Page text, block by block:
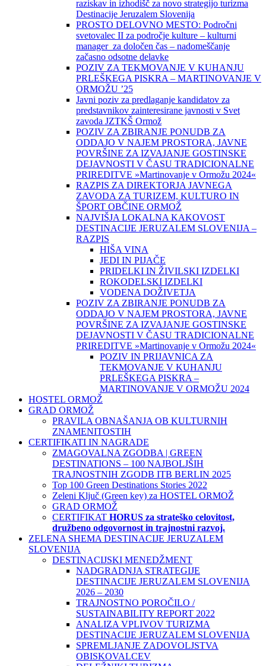
raziskav in izhodišč za novo strategijo turizma
Destinacije Jeruzalem Slovenija
PROSTO DELOVNO MESTO: Področni
svetovalec II za področje kulture – kulturni
manager za določen čas – nadomeščanje
začasno odsotne delavke
POZIV ZA TEKMOVANJE V KUHANJU
PRLEŠKEGA PISKRA – MARTINOVANJE V
ORMOŽU ’25
Javni poziv za predlaganje kandidatov za
predstavnikov zainteresirane javnosti v Svet
zavoda JZTKŠ Ormož
POZIV ZA ZBIRANJE PONUDB ZA
ODDAJO V NAJEM PROSTORA, JAVNE
POVRŠINE ZA IZVAJANJE GOSTINSKE
DEJAVNOSTI V ČASU TRADICIONALNE
PRIREDITVE »Martinovanje v Ormožu 2024«
RAZPIS ZA DIREKTORJA JAVNEGA
ZAVODA ZA TURIZEM, KULTURO IN
ŠPORT OBČINE ORMOŽ
NAJVIŠJA LOKALNA KAKOVOST
DESTINACIJE JERUZALEM SLOVENIJA –
RAZPIS
HIŠA VINA
JEDI IN PIJAČE
PRIDELKI IN ŽIVILSKI IZDELKI
ROKODELSKI IZDELKI
VODENA DOŽIVETJA
POZIV ZA ZBIRANJE PONUDB ZA
ODDAJO V NAJEM PROSTORA, JAVNE
POVRŠINE ZA IZVAJANJE GOSTINSKE
DEJAVNOSTI V ČASU TRADICIONALNE
PRIREDITVE »Martinovanje v Ormožu 2024«
POZIV IN PRIJAVNICA ZA
TEKMOVANJE V KUHANJU
PRLEŠKEGA PISKRA –
MARTINOVANJE V ORMOŽU 2024
HOSTEL ORMOŽ
GRAD ORMOŽ
PRAVILA OBNAŠANJA OB KULTURNIH
ZNAMENITOSTIH
CERTIFIKATI IN NAGRADE
ZMAGOVALNA ZGODBA | GREEN
DESTINATIONS – 100 NAJBOLJŠIH
TRAJNOSTNIH ZGODB ITB BERLIN 2025
Top 100 Green Destinations Stories 2022
Zeleni Ključ (Green key) za HOSTEL ORMOŽ
GRAD ORMOŽ
CERTIFIKAT HORUS za strateško celovitost,
družbeno odgovornost in trajnostni razvoj.
ZELENA SHEMA DESTINACIJE JERUZALEM
SLOVENIJA
DESTINACIJSKI MENEDŽMENT
NADGRADNJA STRATEGIJE
DESTINACIJE JERUZALEM SLOVENIJA
2026 – 2030
TRAJNOSTNO POROČILO /
SUSTAINABILITY REPORT 2022
ANALIZA VPLIVOV TURIZMA
DESTINACIJE JERUZALEM SLOVENIJA
SPREMLJANJE ZADOVOLJSTVA
OBISKOVALCEV